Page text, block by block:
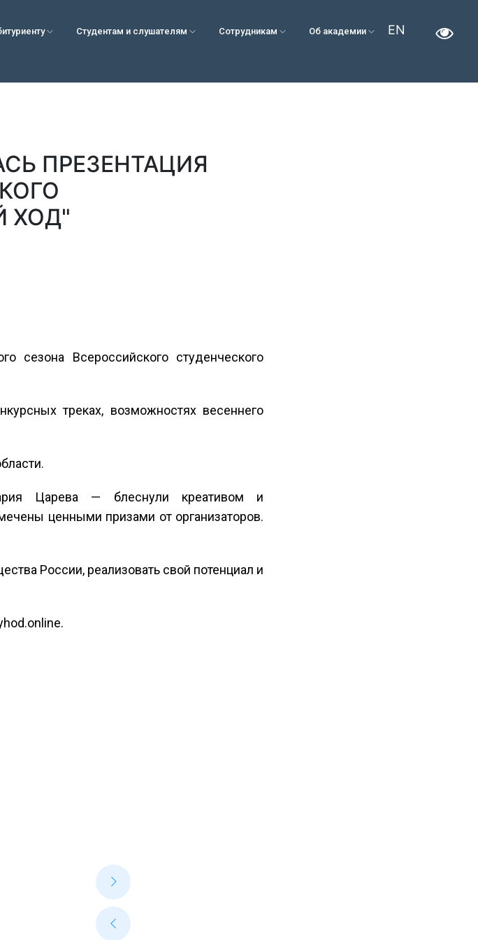
Студентам и слушателям Сотрудникам Об академии EN
ПРЕЗЕНТАЦИЯ
ХОД"
сезона Всероссийского студенческого
треках, возможностях весеннего
Царева — блеснули креативом и
ценными призами от организаторов.
России, реализовать свой потенциал и